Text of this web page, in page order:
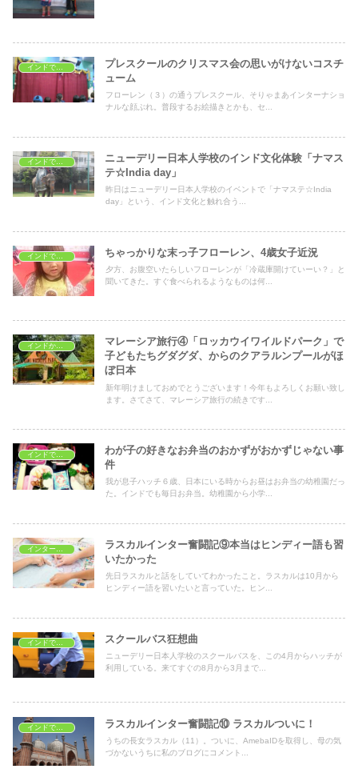
インドで子育て
プレスクールのクリスマス会の思いがけないコスチ
ューム
フローレン（３）の通うプレスクール、そりゃまあインターナショ
ナルな顔ぶれ。普段するお絵描きとかも、セ...
インドで子育て
ニューデリー日本人学校のインド文化体験「ナマス
テ☆India day」
昨日はニューデリー日本人学校のイベントで「ナマステ☆India
day」という、インド文化と触れ合う...
インドで子育て ちゃっかりな末っ子フローレン、4歳女子近況
夕方、お腹空いたらしいフローレンが「冷蔵庫開けていーい？」と
聞いてきた。すぐ食べられるようなものは何...
マレーシア旅行④「ロッカウイワイルドパーク」で
子どもたちグダグダ、からのクアラルンプールがほ
ぼ日本
新年明けましておめでとうございます！今年もよろしくお願い致し
ます。さてさて、マレーシア旅行の続きです...
わが子の好きなお弁当のおかずがおかずじゃない事
件
我が息子ハッチ６歳、日本にいる時からお昼はお弁当の幼稚園だっ
た。インドでも毎日お弁当。幼稚園から小学...
ラスカルインター奮闘記⑨本当はヒンディー語も習
いたかった
先日ラスカルと話をしていてわかったこと。ラスカルは10月から
ヒンディー語を習いたいと言っていた。ヒン...
インドで子育て スクールバス狂想曲
ニューデリー日本人学校のスクールバスを、この4月からハッチが
利用している。来てすぐの8月から3月まで...
インドで子育て ラスカルインター奮闘記⑩ ラスカルついに！
うちの長女ラスカル（11）。ついに、AmebaIDを取得し、母の気
づかないうちに私のブログにコメント...